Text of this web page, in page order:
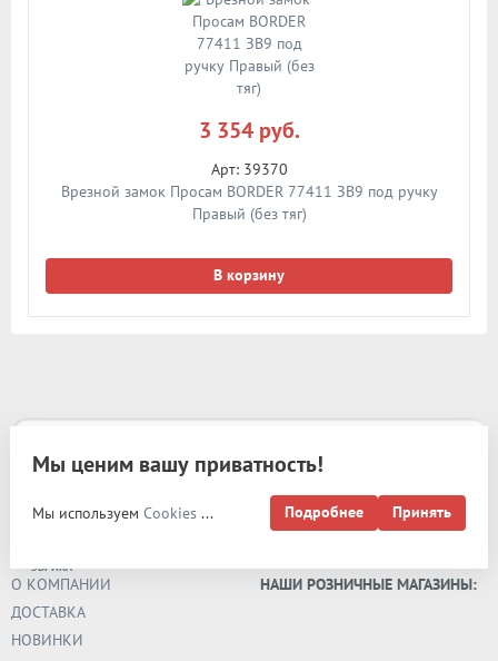
3 354 руб.
Арт: 39370
Врезной замок Просам BORDER 77411 ЗВ9 под ручку
Правый (без тяг)
В корзину
ЭВРИКА
О КОМПАНИИ
ДОСТАВКА
НОВИНКИ
НАШИ РОЗНИЧНЫЕ МАГАЗИНЫ:
Мы ценим вашу приватность!
Мы используем Cookies... Подробнее Принять